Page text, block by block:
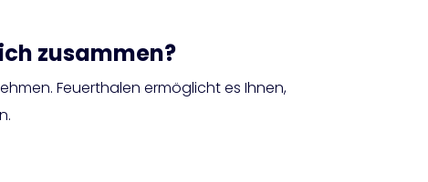
zusammen?
Feuerthalen ermöglicht es Ihnen,